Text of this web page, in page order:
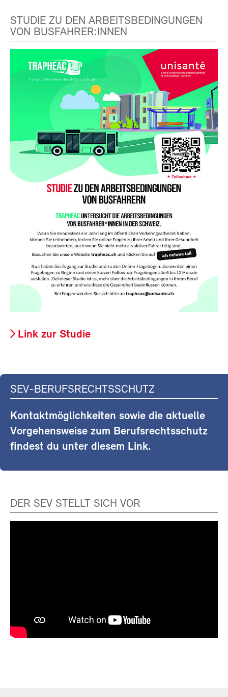
STUDIE ZU DEN ARBEITSBEDINGUNGEN
VON BUSFAHRER:INNEN
Link zur Studie
SEV-BERUFSRECHTSSCHUTZ
Kontaktmöglichkeiten sowie die aktuelle
Vorgehensweise zum Berufsrechtsschutz
findest du unter diesem Link.
DER SEV STELLT SICH VOR